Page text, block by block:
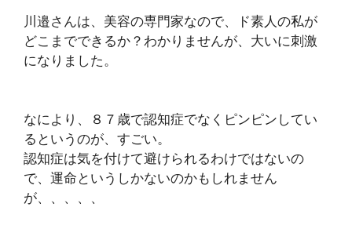
川邉さんは、美容の専門家なので、ド素人の私が
どこまでできるか？わかりませんが、大いに刺激
になりました。
なにより、８７歳で認知症でなくピンピンしてい
るというのが、すごい。
認知症は気を付けて避けられるわけではないの
で、運命というしかないのかもしれません
が、、、、、